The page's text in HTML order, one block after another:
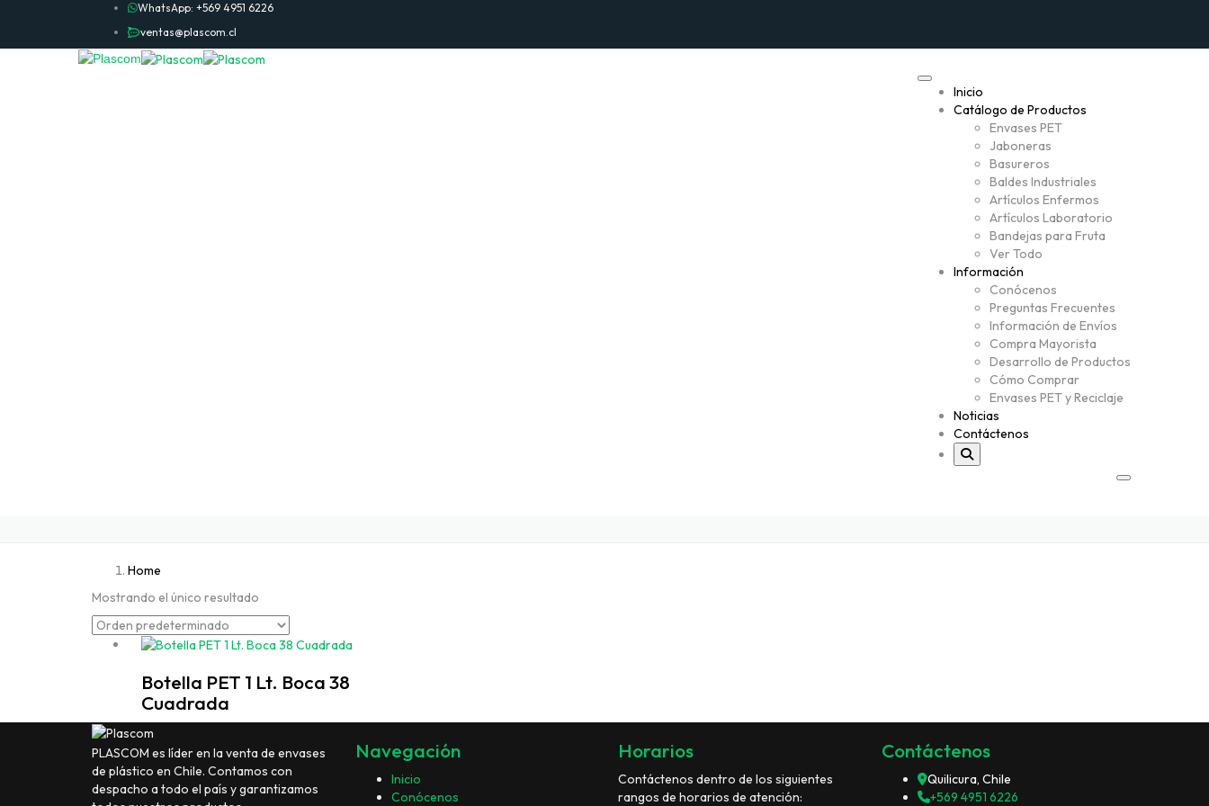
WhatsApp: +569 4951 6226
ventas@plascom.cl
Inicio
Catálogo de Productos
Envases PET
Jaboneras
Basureros
Baldes Industriales
Artículos Enfermos
Artículos Laboratorio
Bandejas para Fruta
Ver Todo
Información
Conócenos
Preguntas Frecuentes
Información de Envíos
Compra Mayorista
Desarrollo de Productos
Cómo Comprar
Envases PET y Reciclaje
Noticias
Contáctenos
Home
Mostrando el único resultado
Botella PET 1 Lt. Boca 38
Cuadrada
PLASCOM es líder en la venta de envases
de plástico en Chile. Contamos con
despacho a todo el país y garantizamos
Navegación
Inicio
Conócenos
Horarios
Contáctenos dentro de los siguientes
rangos de horarios de atención:
Contáctenos
Quilicura, Chile
+569 4951 6226